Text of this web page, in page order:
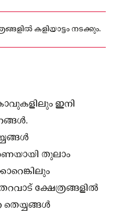
കളിയാട്ടം നടക്കും.
ഇനി
തുലാം
ക്ഷേത്രങ്ങളിൽ
തെയ്യങ്ങൾ